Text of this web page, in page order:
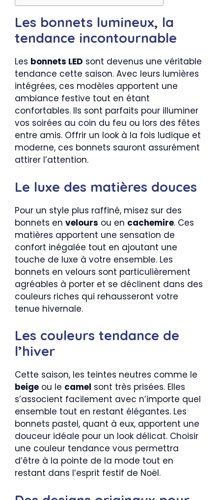
Les bonnets lumineux, la
tendance incontournable
Les bonnets LED sont devenus une véritable
tendance cette saison. Avec leurs lumières
intégrées, ces modèles apportent une
ambiance festive tout en étant
confortables. Ils sont parfaits pour illuminer
vos soirées au coin du feu ou lors des fêtes
entre amis. Offrir un look à la fois ludique et
moderne, ces bonnets sauront assurément
attirer l’attention.
Le luxe des matières douces
Pour un style plus raffiné, misez sur des
bonnets en velours ou en cachemire. Ces
matières apportent une sensation de
confort inégalée tout en ajoutant une
touche de luxe à votre ensemble. Les
bonnets en velours sont particulièrement
agréables à porter et se déclinent dans des
couleurs riches qui rehausseront votre
tenue hivernale.
Les couleurs tendance de
l’hiver
Cette saison, les teintes neutres comme le
beige ou le camel sont très prisées. Elles
s’associent facilement avec n’importe quel
ensemble tout en restant élégantes. Les
bonnets pastel, quant à eux, apportent une
douceur idéale pour un look délicat. Choisir
une couleur tendance vous permettra
d’être à la pointe de la mode tout en
restant dans l’esprit festif de Noël.